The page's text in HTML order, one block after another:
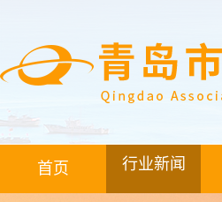
首页 行业新闻